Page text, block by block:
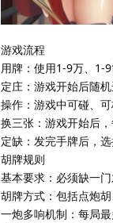
游戏流程
用牌：使用1-9万、1-
定庄：游戏开始后随
操作：游戏中可碰、可
换三张：游戏开始后
定缺：发完手牌后，
胡牌规则
基本要求：必须缺一
胡牌方式：包括点炮
一炮多响机制：每局